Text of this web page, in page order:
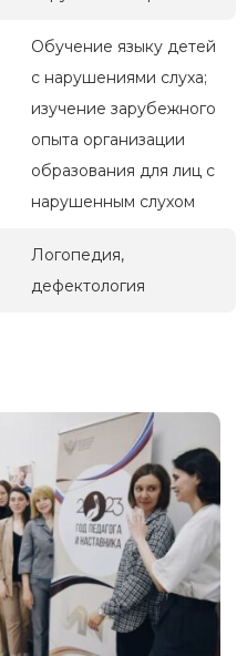
Обучение языку детей
с нарушениями слуха;
изучение зарубежного
опыта организации
образования для лиц с
нарушенным слухом
Логопедия,
дефектология